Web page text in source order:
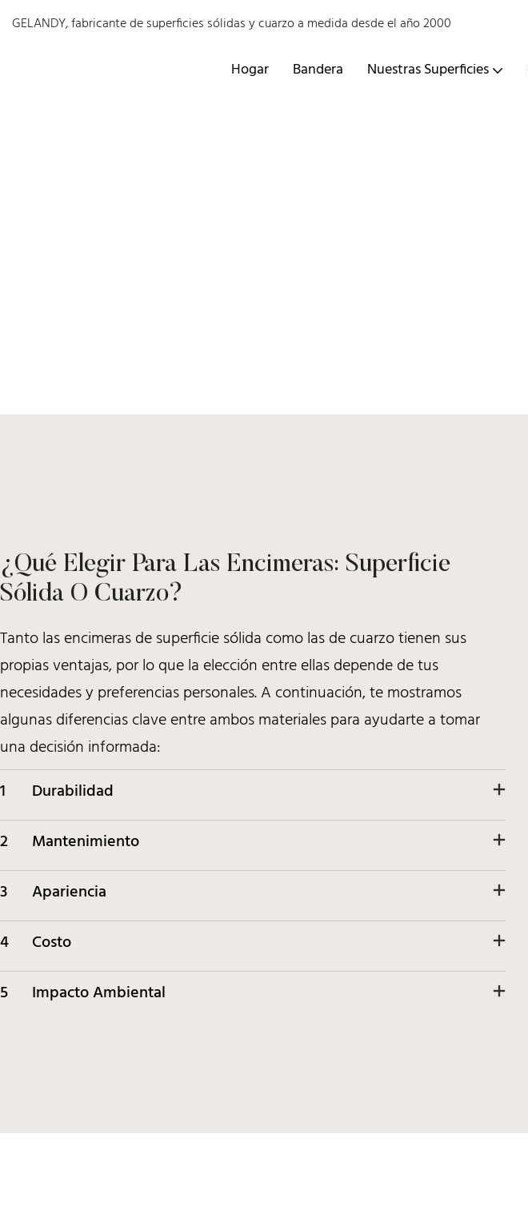
GELANDY, fabricante de superficies sólidas y cuarzo a medida desde el año 2000
Hogar Bandera Nuestras Superficies
¿Qué Elegir Para Las Encimeras: Superficie
Sólida O Cuarzo?
Tanto las encimeras de superficie sólida como las de cuarzo tienen sus
propias ventajas, por lo que la elección entre ellas depende de tus
necesidades y preferencias personales. A continuación, te mostramos
algunas diferencias clave entre ambos materiales para ayudarte a tomar
una decisión informada:
1
Durabilidad
2
Mantenimiento
3
Apariencia
4
Costo
5
Impacto Ambiental